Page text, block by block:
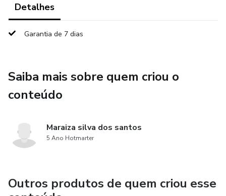
Detalhes
Garantia de 7 dias
Saiba mais sobre quem criou o
conteúdo
Maraiza silva dos santos
5 Ano Hotmarter
Outros produtos de quem criou esse